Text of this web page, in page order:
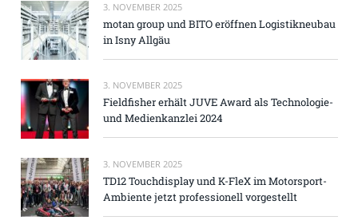
3. NOVEMBER 2025
motan group und BITO eröffnen Logistikneubau
in Isny Allgäu
3. NOVEMBER 2025
Fieldfisher erhält JUVE Award als Technologie-
und Medienkanzlei 2024
3. NOVEMBER 2025
TD12 Touchdisplay und K-FleX im Motorsport-
Ambiente jetzt professionell vorgestellt